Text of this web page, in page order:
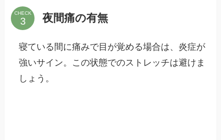
CHECK 夜間痛の有無
寝ている間に痛みで目が覚める場合は、炎症が
強いサイン。この状態でのストレッチは避けま
しょう。